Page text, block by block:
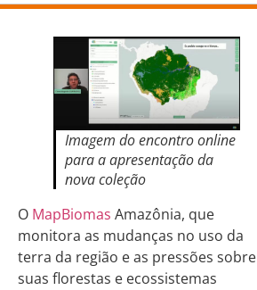
Imagem do encontro online
para a apresentação da
nova coleção
O MapBiomas Amazônia, que
monitora as mudanças no uso da
terra da região e as pressões sobre
suas florestas e ecossistemas